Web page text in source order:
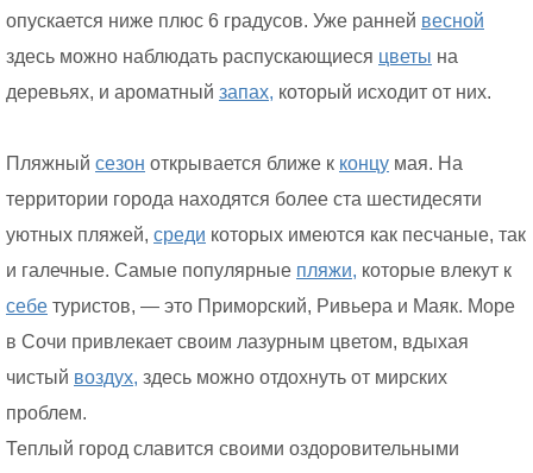
опускается ниже плюс 6 градусов. Уже ранней весной
здесь можно наблюдать распускающиеся цветы на
деревьях, и ароматный запах, который исходит от них.
Пляжный сезон открывается ближе к концу мая. На
территории города находятся более ста шестидесяти
уютных пляжей, среди которых имеются как песчаные, так
и галечные. Самые популярные пляжи, которые влекут к
себе туристов, — это Приморский, Ривьера и Маяк. Море
в Сочи привлекает своим лазурным цветом, вдыхая
чистый воздух, здесь можно отдохнуть от мирских
проблем.
Теплый город славится своими оздоровительными